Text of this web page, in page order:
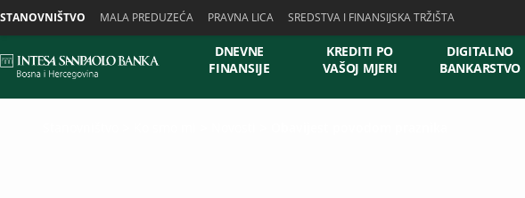
STANOVNIŠTVO MALA PREDUZEĆA PRAVNA LICA SREDSTVA I FINANSIJSKA TRŽIŠTA
DNEVNE
FINANSIJE
KREDITI PO
VAŠOJ MJERI
DIGITALNO
BANKARSTVO